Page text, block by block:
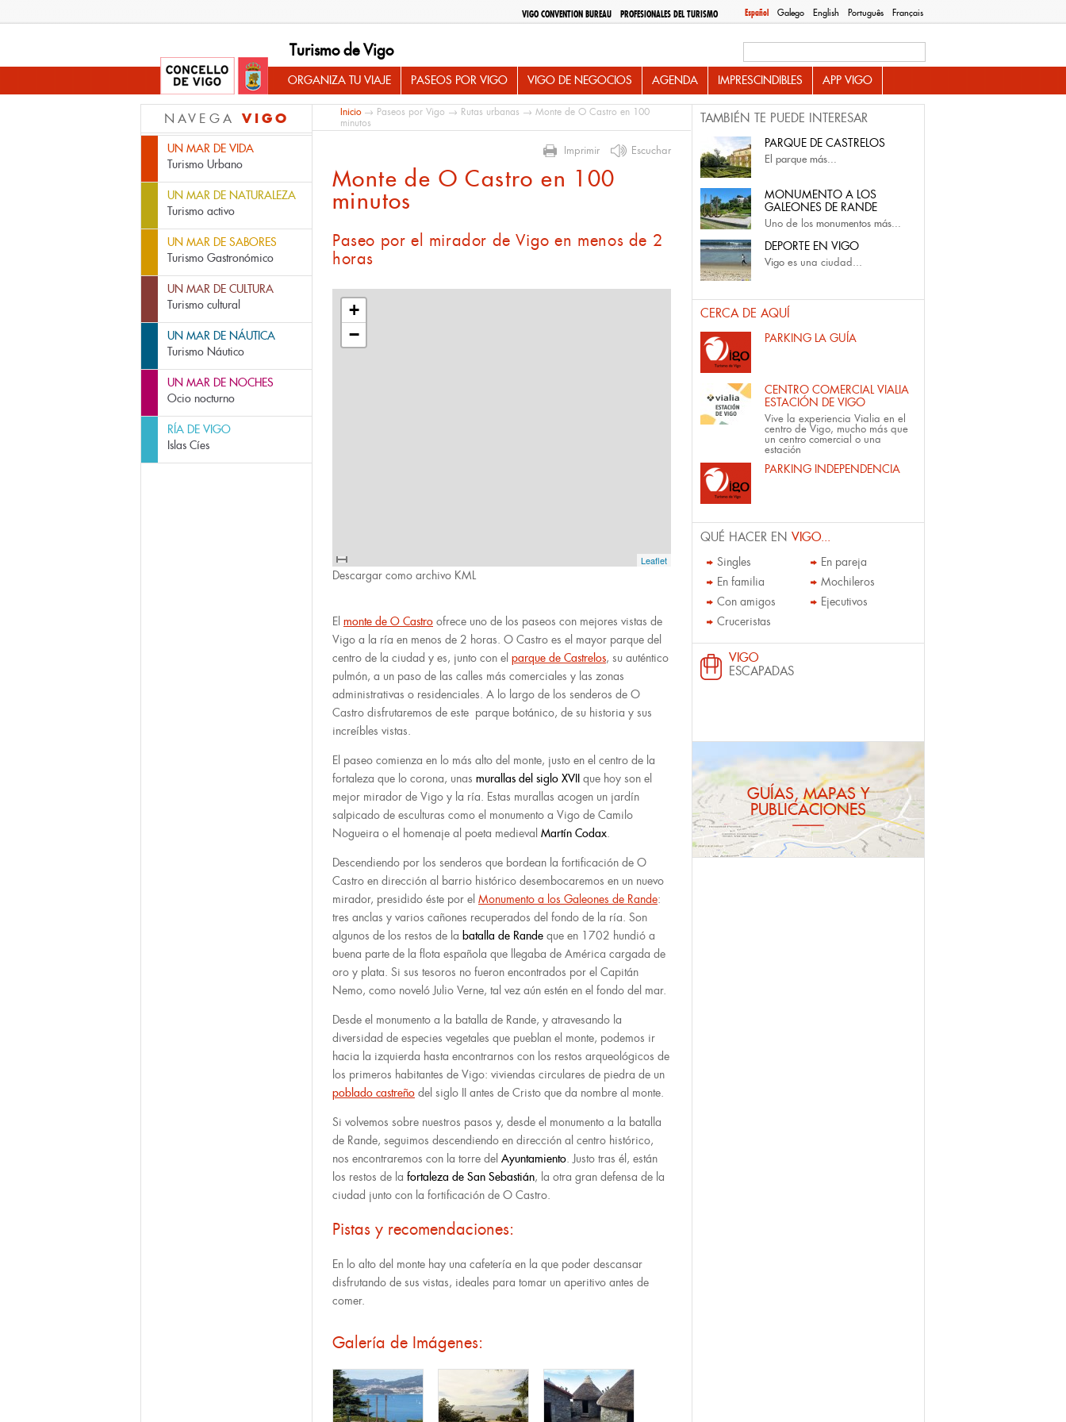
Español Galego English Português Français
VIGO CONVENTION BUREAU PROFESIONALES DEL TURISMO
Turismo de Vigo
ORGANIZA TU VIAJE PASEOS POR VIGO VIGO DE NEGOCIOS AGENDA IMPRESCINDIBLES APP VIGO
NAVEGA VIGO
UN MAR DE VIDA
Turismo Urbano
UN MAR DE NATURALEZA
Turismo activo
UN MAR DE SABORES
Turismo Gastronómico
UN MAR DE CULTURA
Turismo cultural
UN MAR DE NÁUTICA
Turismo Náutico
UN MAR DE NOCHES
Ocio nocturno
RÍA DE VIGO
Islas Cíes
Inicio→ Paseos por Vigo → Rutas urbanas → Monte de O Castro en 100
minutos
Imprimir Escuchar
Monte de O Castro en 100
minutos
Paseo por el mirador de Vigo en menos de 2
horas
+
−
Leaflet
Descargar como archivo KML
El monte de O Castro ofrece uno de los paseos con mejores vistas de
Vigo a la ría en menos de 2 horas. O Castro es el mayor parque del
centro de la ciudad y es, junto con el parque de Castrelos, su auténtico
pulmón, a un paso de las calles más comerciales y las zonas
administrativas o residenciales. A lo largo de los senderos de O
Castro disfrutaremos de este parque botánico, de su historia y sus
increíbles vistas.
El paseo comienza en lo más alto del monte, justo en el centro de la
fortaleza que lo corona, unas murallas del siglo XVII que hoy son el
mejor mirador de Vigo y la ría. Estas murallas acogen un jardín
salpicado de esculturas como el monumento a Vigo de Camilo
Nogueira o el homenaje al poeta medieval Martín Codax.
Descendiendo por los senderos que bordean la fortificación de O
Castro en dirección al barrio histórico desembocaremos en un nuevo
mirador, presidido éste por el Monumento a los Galeones de Rande:
tres anclas y varios cañones recuperados del fondo de la ría. Son
algunos de los restos de la batalla de Rande que en 1702 hundió a
buena parte de la flota española que llegaba de América cargada de
oro y plata. Si sus tesoros no fueron encontrados por el Capitán
Nemo, como noveló Julio Verne, tal vez aún estén en el fondo del mar.
Desde el monumento a la batalla de Rande, y atravesando la
diversidad de especies vegetales que pueblan el monte, podemos ir
hacia la izquierda hasta encontrarnos con los restos arqueológicos de
los primeros habitantes de Vigo: viviendas circulares de piedra de un
poblado castreño del siglo II antes de Cristo que da nombre al monte.
Si volvemos sobre nuestros pasos y, desde el monumento a la batalla
de Rande, seguimos descendiendo en dirección al centro histórico,
nos encontraremos con la torre del Ayuntamiento. Justo tras él, están
los restos de la fortaleza de San Sebastián, la otra gran defensa de la
ciudad junto con la fortificación de O Castro.
Pistas y recomendaciones:
En lo alto del monte hay una cafetería en la que poder descansar
disfrutando de sus vistas, ideales para tomar un aperitivo antes de
comer.
Galería de Imágenes:
TAMBIÉN TE PUEDE INTERESAR
PARQUE DE CASTRELOS
El parque más...
MONUMENTO A LOS
GALEONES DE RANDE
Uno de los monumentos más...
DEPORTE EN VIGO
Vigo es una ciudad...
CERCA DE AQUÍ
PARKING LA GUÍA
CENTRO COMERCIAL VIALIA
ESTACIÓN DE VIGO
Vive la experiencia Vialia en el
centro de Vigo, mucho más que
un centro comercial o una
estación
PARKING INDEPENDENCIA
QUÉ HACER EN VIGO...
Singles
En pareja
En familia
Mochileros
Con amigos
Ejecutivos
Cruceristas
VIGO
ESCAPADAS
GUÍAS, MAPAS Y
PUBLICACIONES